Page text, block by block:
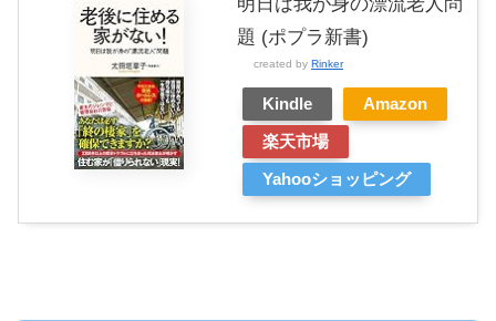
題 (ポプラ新書)
created by Rinker
Kindle
Amazon
楽天市場
Yahooショッピング